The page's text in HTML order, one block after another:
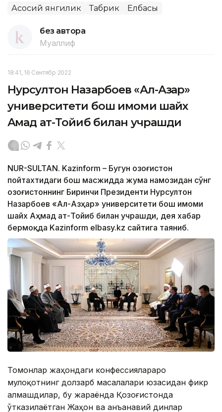
Асосий янгилик Табрик Елбасы
без автора
Муаллиф
18:41, 16 Сентябр 2022
Нурсултон Назарбоев «Ал-Азҳар»
университети бош имоми шайх
Аҳмад ат-Тойиб билан учрашди
NUR-SULTAN. Kazinform – Бугун Қозоғистон
пойтахтидаги бош масжидда жума намозидан сўнг
Қозоғистоннинг Биринчи Президенти Нурсултон
Назарбоев «Ал-Азҳар» университети бош имоми
шайх Аҳмад ат-Тойиб билан учрашди, дея хабар
бермоқда Kazinform elbasy.kz сайтига таяниб.
Томонлар жаҳондаги конфессиялараро
мулоқотнинг долзарб масалалари юзасидан фикр
алмашдилар, бу жараёнда Қозоғистонда
ўтказилаётган Жаҳон ва анъанавий динлар